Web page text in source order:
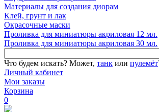
Материалы для создания диорам
Клей, грунт и лак
Окрасочные маски
Проливка для миниатюры акриловая 12 мл.
Проливка для миниатюры акриловая 30 мл.
Что будем искать? Может, танк или пулемёт
Личный кабинет
Мои заказы
Корзина
0